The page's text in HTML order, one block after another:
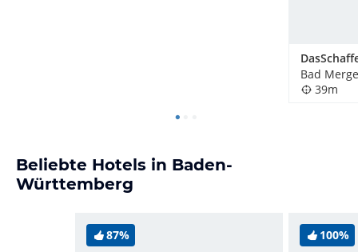
Bad
39m
Beliebte Hotels in Baden-
Württemberg
87% 100%